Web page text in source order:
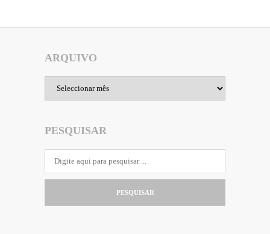
ARQUIVO
PESQUISAR
PESQUISAR